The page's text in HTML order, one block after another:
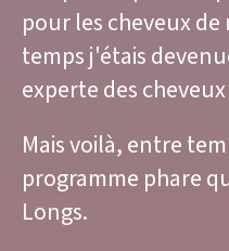
pour les cheveux
temps j'étais
experte des
Mais voilà, entre
programme phare
Longs.